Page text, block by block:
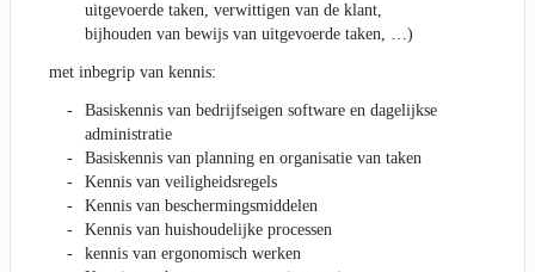
uitgevoerde taken, verwittigen van de klant,
bijhouden van bewijs van uitgevoerde taken, …)
met inbegrip van kennis:
Basiskennis van bedrijfseigen software en dagelijkse
administratie
Basiskennis van planning en organisatie van taken
Kennis van veiligheidsregels
Kennis van beschermingsmiddelen
Kennis van huishoudelijke processen
kennis van ergonomisch werken